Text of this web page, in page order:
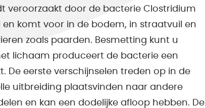
veroorzaakt door de bacterie Clostridium
en komt voor in de bodem, in straatvuil en
zoals paarden. Besmetting kunt u
lichaam produceert de bacterie een
De eerste verschijnselen treden op in de
uitbreiding plaatsvinden naar andere
en kan een dodelijke afloop hebben. De